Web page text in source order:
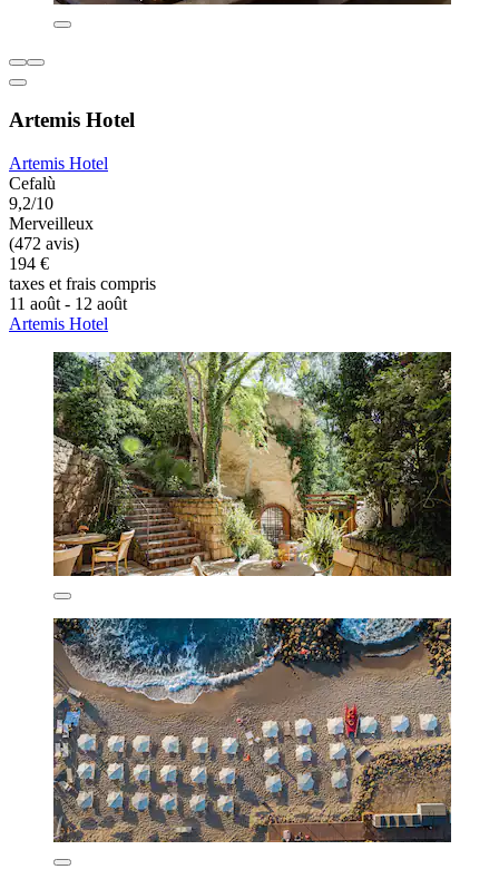
Artemis Hotel
Artemis Hotel
Cefalù
9,2/10
Merveilleux
(472 avis)
194 €
taxes et frais compris
11 août - 12 août
Artemis Hotel